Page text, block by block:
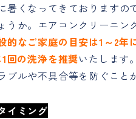
暑くなってきております
うか。エアコンクリーニ
的なご家庭の目安は1～2年
回の洗浄を推奨いたします
ブルや不具合等を防ぐこと
イミング